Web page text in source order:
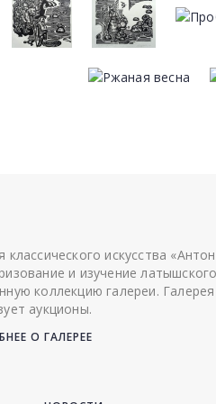
классического искусства
и изучение
коллекцию галереи.
аукционы.
О ГАЛЕРЕЕ